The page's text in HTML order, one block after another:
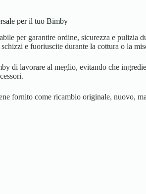
per il tuo Bimby
per garantire ordine, sicurezza e
e fuoriuscite durante la cottura o la
di lavorare al meglio, evitando che
fornito come ricambio originale, nuovo,